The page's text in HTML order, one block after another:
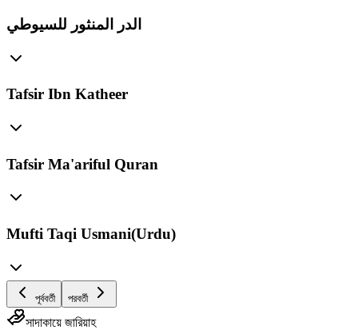
الدر المنثور للسيوطي
Tafsir Ibn Katheer
Tafsir Ma'ariful Quran
Mufti Taqi Usmani(Urdu)
পূর্ববর্তী পরবর্তী
সাদাকায়ে জারিয়াহ